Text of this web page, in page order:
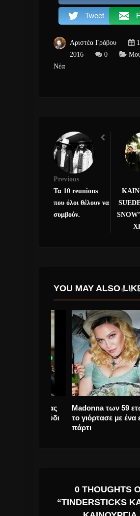
Tweet
Αριστέα Γράβου
2016
0
Νέα
Previous
Τα 10 reunions
που όλοι θέλουν να
συμβούν.
YOU MAY ALSO
Madonna των 59 ετών
το γιόρτασε με ένα
πάρτι
0 THOUGHTS
“TINDERSTICKS